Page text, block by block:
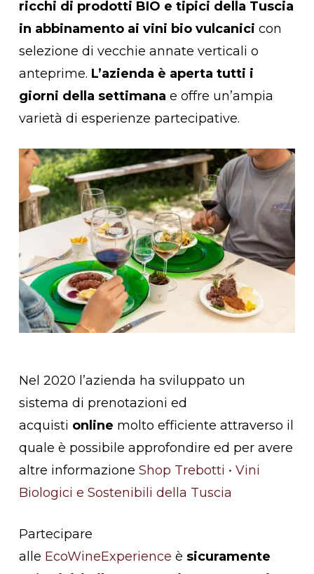
ricchi di prodotti BIO e tipici della Tuscia
in abbinamento ai vini bio vulcanici con
selezione di vecchie annate verticali o
anteprime. L’azienda è aperta tutti i
giorni della settimana e offre un’ampia
varietà di esperienze partecipative.
Nel 2020 l’azienda ha sviluppato un
sistema di prenotazioni ed
acquisti online molto efficiente attraverso il
quale è possibile approfondire ed per avere
altre informazione Shop Trebotti • Vini
Biologici e Sostenibili della Tuscia
Partecipare
alle EcoWineExperience è sicuramente